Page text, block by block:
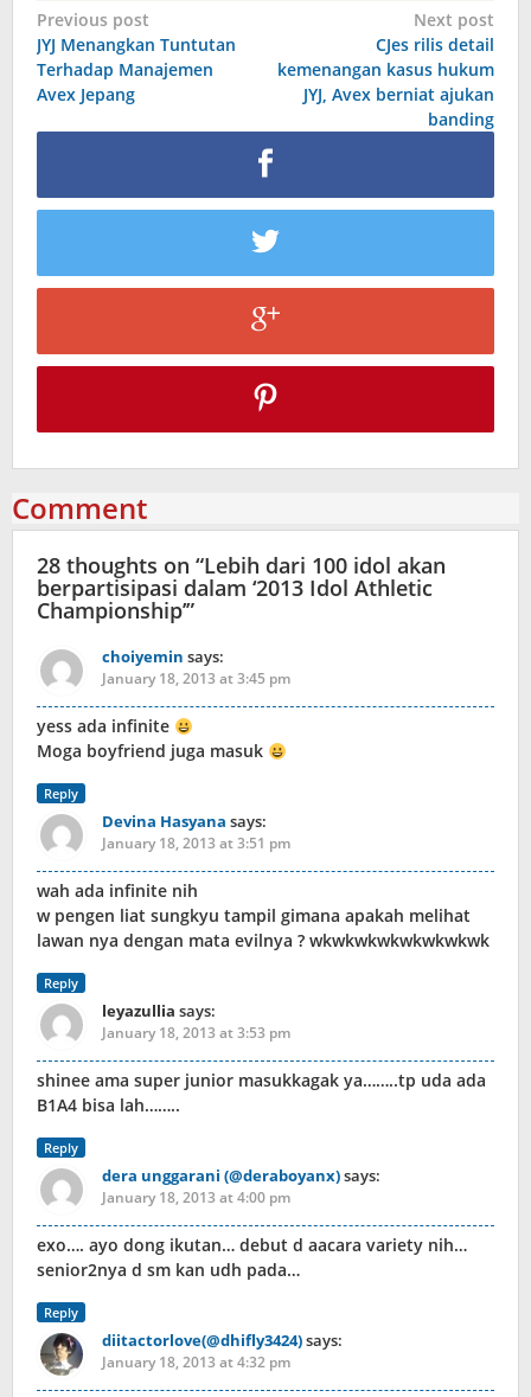
Post
navigation
Previous post
JYJ Menangkan Tuntutan
Terhadap Manajemen
Avex Jepang
Next post
CJes rilis detail
kemenangan kasus hukum
JYJ, Avex berniat ajukan
banding
Comment
28 thoughts on “Lebih dari 100 idol akan
berpartisipasi dalam ‘2013 Idol Athletic
Championship’”
choiyemin says:
January 18, 2013 at 3:45 pm
yess ada infinite
Moga boyfriend juga masuk
Reply
Devina Hasyana says:
January 18, 2013 at 3:51 pm
wah ada infinite nih
w pengen liat sungkyu tampil gimana apakah melihat
lawan nya dengan mata evilnya ? wkwkwkwkwkwkwkwk
Reply
leyazullia says:
January 18, 2013 at 3:53 pm
shinee ama super junior masukkagak ya……..tp uda ada
B1A4 bisa lah……..
Reply
dera unggarani (@deraboyanx)says:
January 18, 2013 at 4:00 pm
exo…. ayo dong ikutan… debut d aacara variety nih…
senior2nya d sm kan udh pada…
Reply
diitactorlove(@dhifly3424)says:
January 18, 2013 at 4:32 pm